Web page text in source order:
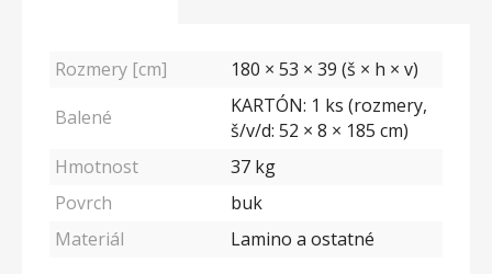
Rozmery [cm]
180 × 53 × 39 (š × h × v)
Balené
KARTÓN: 1 ks (rozmery,
š/v/d: 52 × 8 × 185 cm)
Hmotnost
37 kg
Povrch
buk
Materiál
Lamino a ostatné